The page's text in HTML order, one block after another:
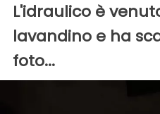
L'idraulico è
lavandino e ha
foto...